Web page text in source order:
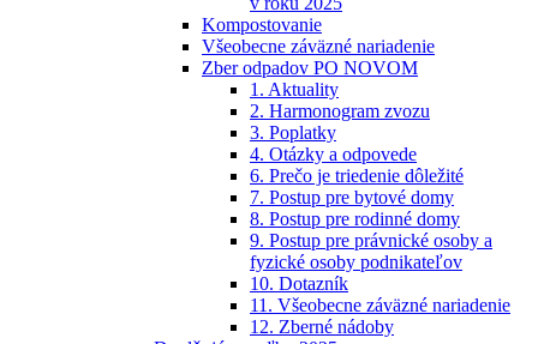
Kompostovanie
Všeobecne záväzné nariadenie
Zber odpadov PO NOVOM
1. Aktuality
2. Harmonogram zvozu
3. Poplatky
4. Otázky a odpovede
6. Prečo je triedenie dôležité
7. Postup pre bytové domy
8. Postup pre rodinné domy
9. Postup pre právnické osoby a
fyzické osoby podnikateľov
10. Dotazník
11. Všeobecne záväzné nariadenie
12. Zberné nádoby